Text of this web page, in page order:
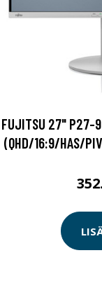
FUJITSU 27" P27-9
(QHD/16:9/HAS/